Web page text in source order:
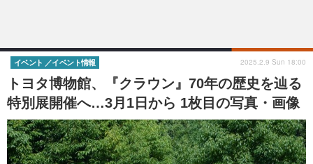
甲信越 北陸
東海 関西
中国 四国
九州 沖縄
トヨタ博物館、『クラウン』70年の歴史を辿る
特別展開催へ…3月1日から 1枚目の写真・画像
イベント イベント情報 2025.2.9 Sun 18:00